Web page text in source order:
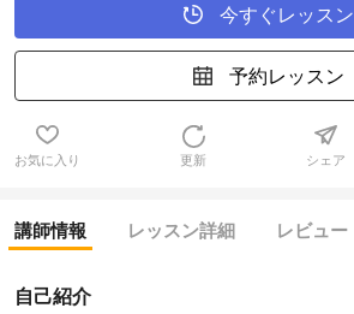
今すぐレッスン
予約レッスン
お気に入り 更新 シェア
講師情報 レッスン詳細 レビュー
自己紹介